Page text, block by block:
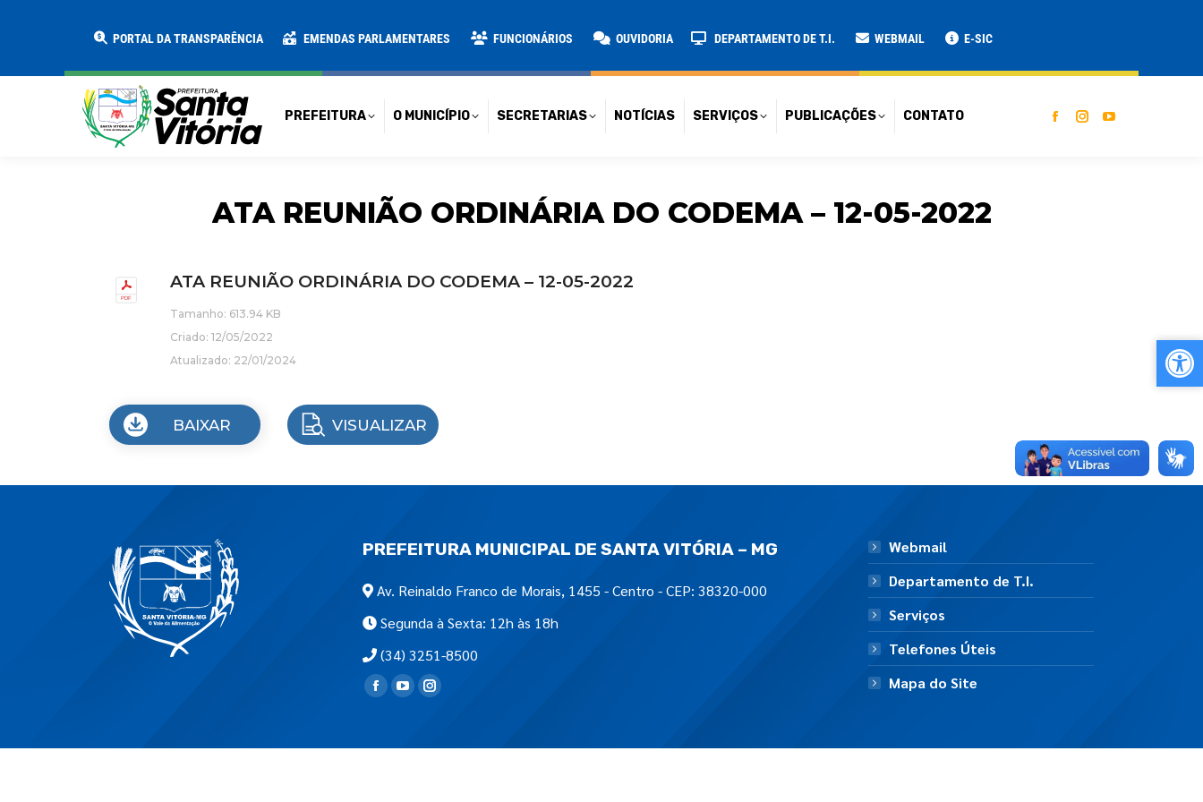
PORTAL DA TRANSPARÊNCIA EMENDAS PARLAMENTARES FUNCIONÁRIOS OUVIDORIA DEPARTAMENTO DE T.I. WEBMAIL E-SIC
PREFEITURA O MUNICÍPIO SECRETARIAS NOTÍCIAS SERVIÇOS PUBLICAÇÕES CONTATO
ATA REUNIÃO ORDINÁRIA DO CODEMA – 12-05-2022
ATA REUNIÃO ORDINÁRIA DO CODEMA – 12-05-2022
Tamanho: 613.94 KB
Criado: 12/05/2022
Atualizado: 22/01/2024
BAIXAR VISUALIZAR
PREFEITURA MUNICIPAL DE SANTA VITÓRIA – MG
Av. Reinaldo Franco de Morais, 1455 - Centro - CEP: 38320-000
Segunda à Sexta: 12h às 18h
(34) 3251-8500
Encontre-nos em:
Webmail
Departamento de T.I.
Serviços
Telefones Úteis
Mapa do Site